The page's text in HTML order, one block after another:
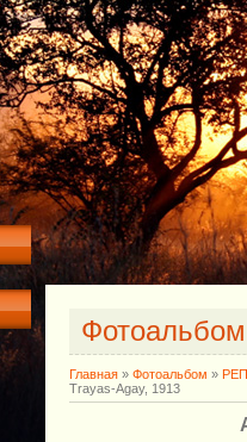
Главная » Фотоальбом »
Trayas-Agay, 1913